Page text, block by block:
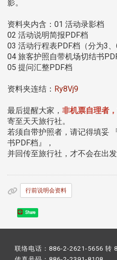
影。
资料夹内含：01 活动录影档
02 活动说明简报PDF档
03 活动行程表PDF档（分为3、
04 旅客护照自带机场切结书
05 提问汇整PDF档
资料夹连结： Ry8Vj9
最后提醒大家， 非机票自理者，
寄至天天旅行社。
若须自带护照者，请记得填妥
书PDF档』，
并回传至旅行社，才不会在出
行前说明会资料
Share
联络电话：886-2-2621-5656 转